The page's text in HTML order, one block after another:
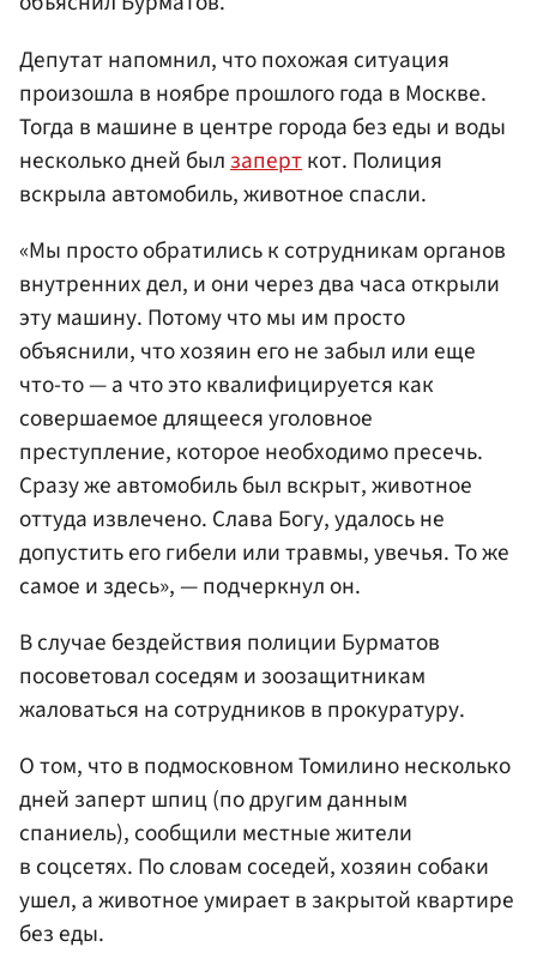
Депутат напомнил, что похожая ситуация
произошла в ноябре прошлого года в Москве.
Тогда в машине в центре города без еды и воды
несколько дней был заперткот. Полиция
вскрыла автомобиль, животное спасли.
«Мы просто обратились к сотрудникам органов
внутренних дел, и они через два часа открыли
эту машину. Потому что мы им просто
объяснили, что хозяин его не забыл или еще
что-то — а что это квалифицируется как
совершаемое длящееся уголовное
преступление, которое необходимо пресечь.
Сразу же автомобиль был вскрыт, животное
оттуда извлечено. Слава Богу, удалось не
допустить его гибели или травмы, увечья. То же
самое и здесь», — подчеркнул он.
В случае бездействия полиции Бурматов
посоветовал соседям и зоозащитникам
жаловаться на сотрудников в прокуратуру.
О том, что в подмосковном Томилино несколько
дней заперт шпиц (по другим данным
спаниель), сообщили местные жители
в соцсетях. По словам соседей, хозяин собаки
ушел, а животное умирает в закрытой квартире
без еды.